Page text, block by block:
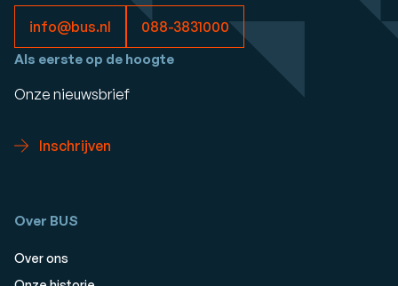
info@bus.nl 088-3831000
Als eerste op de hoogte
Onze nieuwsbrief
Inschrijven
Over BUS
Over ons